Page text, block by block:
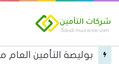
أبرز منتجات شركة